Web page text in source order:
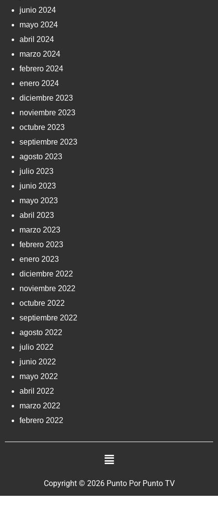
junio 2024
mayo 2024
abril 2024
marzo 2024
febrero 2024
enero 2024
diciembre 2023
noviembre 2023
octubre 2023
septiembre 2023
agosto 2023
julio 2023
junio 2023
mayo 2023
abril 2023
marzo 2023
febrero 2023
enero 2023
diciembre 2022
noviembre 2022
octubre 2022
septiembre 2022
agosto 2022
julio 2022
junio 2022
mayo 2022
abril 2022
marzo 2022
febrero 2022
Copyright © 2026 Punto Por Punto TV